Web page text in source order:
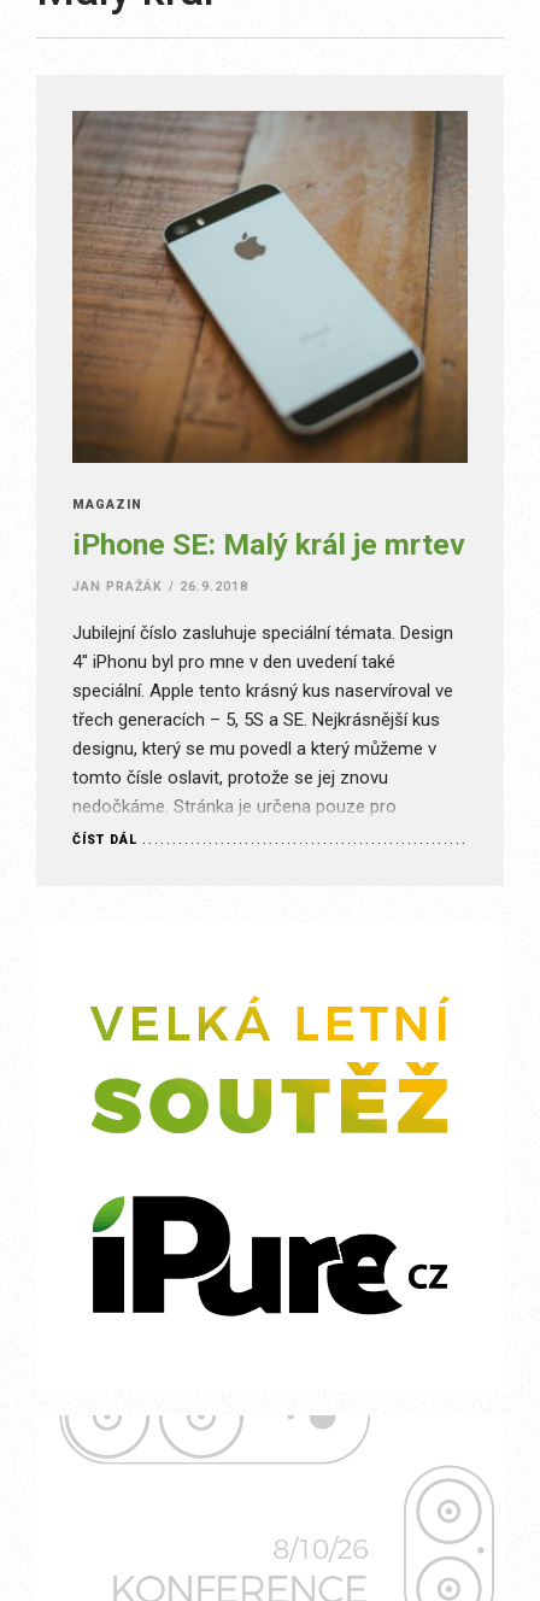
MAGAZÍN
iPhone SE: Malý král je mrtev
JAN PRAŽÁK / 26.9.2018
Jubilejní číslo zasluhuje speciální témata. Design
4″ iPhonu byl pro mne v den uvedení také
speciální. Apple tento krásný kus naservíroval ve
třech generacích – 5, 5S a SE. Nejkrásnější kus
designu, který se mu povedl a který můžeme v
tomto čísle oslavit, protože se jej znovu
nedočkáme. Stránka je určena pouze pro
předplatitele s…
ČÍST DÁL